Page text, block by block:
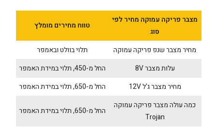
מצבר פריקה עמוקה מחיר לפי
סוג
טווח מחירים מומלץ
מחיר מצבר שנפ פריקה עמוקה
תלוי בוולט ובאמפר
עלות מצבר 8V
החל מ-450, תלוי במידת האמפר
מחיר מצבר ג'ל 12V
החל מ-650, תלוי במידת האמפר
כמה עולה מצבר פריקה עמוקה
Trojan
החל מ-650, תלוי במידת האמפר